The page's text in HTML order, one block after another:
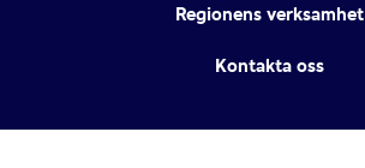
Regionens verksamhet
Kontakta oss